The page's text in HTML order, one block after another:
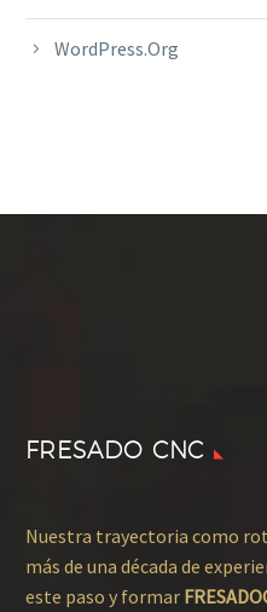
WordPress.org
FRESADO CNC
Nuestra trayectoria como
más de una década de
este paso y formar